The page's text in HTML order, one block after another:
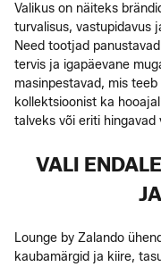
Valikus on näiteks
turvalisus, vastupidavus
Need tootjad
tervis ja igapäevane
masinpestavad, mis
kollektsioonist ka
talveks või eriti hingavad
VALI
Lounge by Zalando
kaubamärgid ja kiire,